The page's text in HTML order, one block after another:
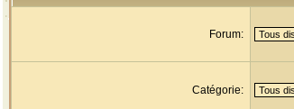
Forum:
Catégorie: